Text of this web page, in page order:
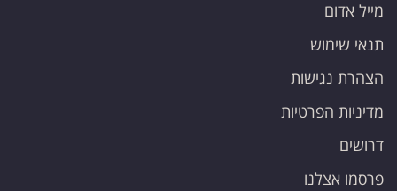
מייל אדום
תנאי שימוש
הצהרת נגישות
מדיניות הפרטיות
דרושים
פרסמו אצלנו